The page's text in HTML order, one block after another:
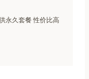
永久套餐 性价比高